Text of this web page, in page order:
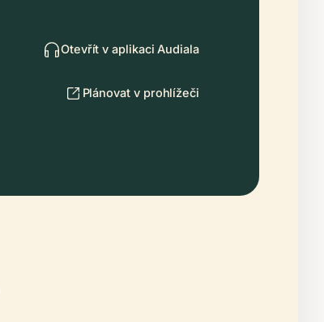
Otevřít v aplikaci Audiala
Plánovat v prohlížeči